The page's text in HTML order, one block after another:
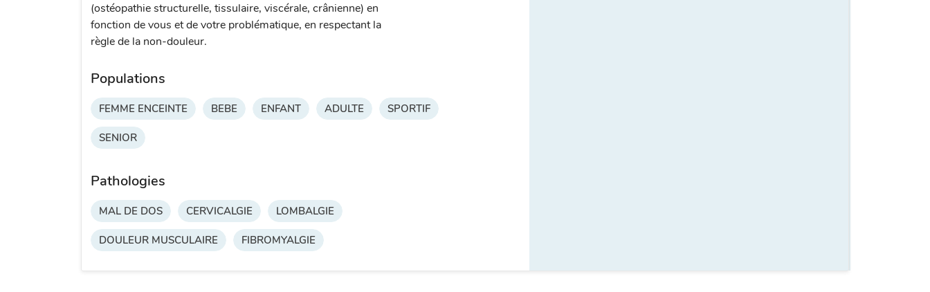
(ostéopathie structurelle, tissulaire, viscérale, crânienne) en
fonction de vous et de votre problématique, en respectant la
règle de la non-douleur.
Populations
FEMME ENCEINTE BEBE ENFANT ADULTE SPORTIF
SENIOR
Pathologies
MAL DE DOS CERVICALGIE LOMBALGIE
DOULEUR MUSCULAIRE FIBROMYALGIE